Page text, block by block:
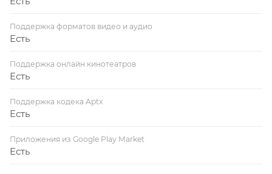
Поддержка форматов видео и аудио
Есть
Поддержка онлайн кинотеатров
Есть
Поддержка кодека Aptx
Есть
Приложения из Google Play Market
Есть